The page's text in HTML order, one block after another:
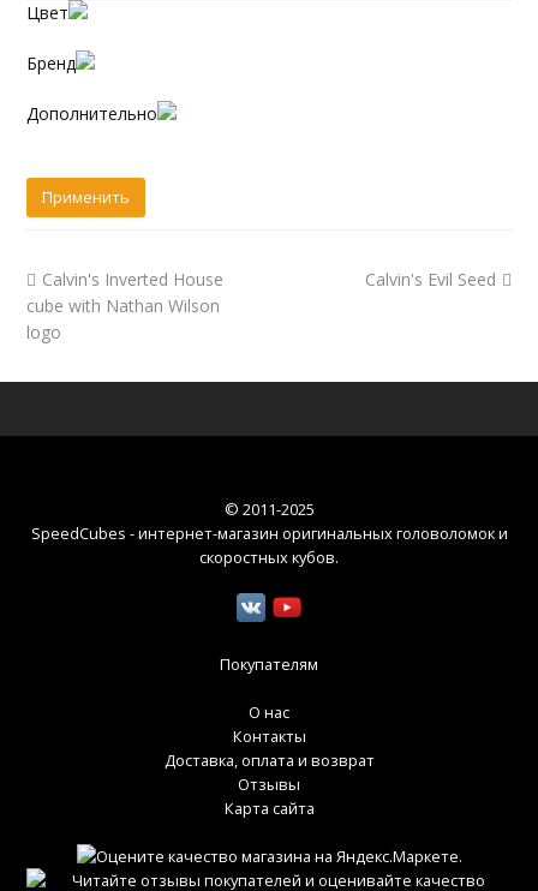
Цвет
Бренд
Дополнительно
Calvin's Inverted House
cube with Nathan Wilson
logo
Calvin's Evil Seed
© 2011-2025
SpeedCubes - интернет-магазин оригинальных головоломок и
скоростных кубов.
Покупателям
О нас
Контакты
Доставка, оплата и возврат
Отзывы
Карта сайта